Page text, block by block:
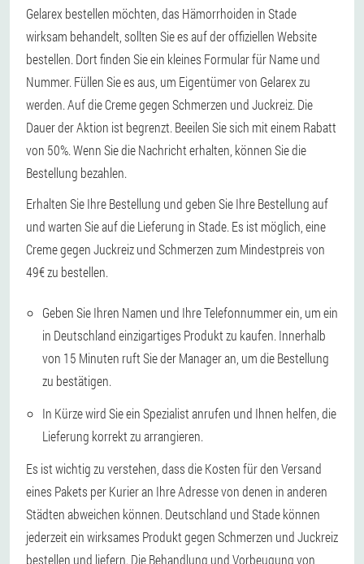
Gelarex bestellen möchten, das Hämorrhoiden in Stade
wirksam behandelt, sollten Sie es auf der offiziellen Website
bestellen. Dort finden Sie ein kleines Formular für Name und
Nummer. Füllen Sie es aus, um Eigentümer von Gelarex zu
werden. Auf die Creme gegen Schmerzen und Juckreiz. Die
Dauer der Aktion ist begrenzt. Beeilen Sie sich mit einem Rabatt
von 50%. Wenn Sie die Nachricht erhalten, können Sie die
Bestellung bezahlen.
Erhalten Sie Ihre Bestellung und geben Sie Ihre Bestellung auf
und warten Sie auf die Lieferung in Stade. Es ist möglich, eine
Creme gegen Juckreiz und Schmerzen zum Mindestpreis von
49€ zu bestellen.
Geben Sie Ihren Namen und Ihre Telefonnummer ein, um ein
in Deutschland einzigartiges Produkt zu kaufen. Innerhalb
von 15 Minuten ruft Sie der Manager an, um die Bestellung
zu bestätigen.
In Kürze wird Sie ein Spezialist anrufen und Ihnen helfen, die
Lieferung korrekt zu arrangieren.
Es ist wichtig zu verstehen, dass die Kosten für den Versand
eines Pakets per Kurier an Ihre Adresse von denen in anderen
Städten abweichen können. Deutschland und Stade können
jederzeit ein wirksames Produkt gegen Schmerzen und Juckreiz
bestellen und liefern. Die Behandlung und Vorbeugung von